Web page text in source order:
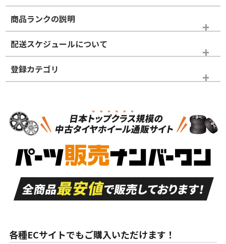
商品ランクの説明
※商品ランクは出品者の主観により判断しておりますので、あら
かじめご了承ください。
ホイールランク
S
品）
S
新車外し品（新古
付き
A
走行距離も少なく、
目立つ傷もほとんど
ない中古品
A
走行距離も少なく、
非常に状態の良い中
古品
な中古品
んどない中古品
配送スケジュールについて
登録カテゴリ
タイヤのみ
各種ECサイトでもご購入いただけます！